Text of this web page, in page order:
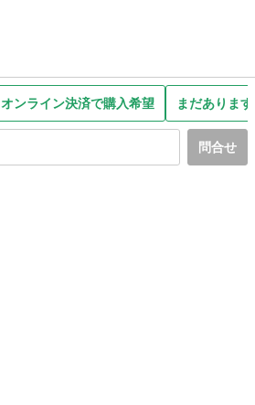
オンライン決済で購入希望 まだありま
問合せ